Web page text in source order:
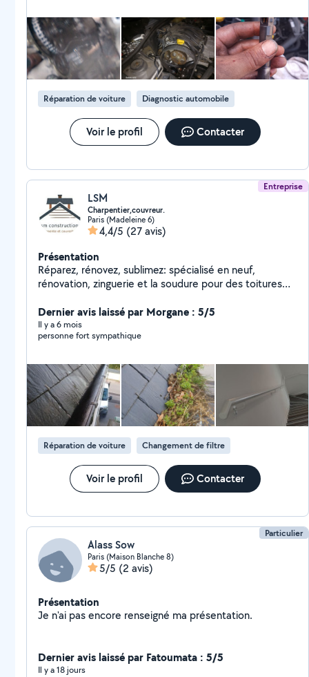
Devis gratuit Intervention rapide
Réparation de voiture Diagnostic automobile
Voir le profil Contacter
Entreprise
LSM
Charpentier,couvreur.
Paris (Madeleine 6)
4,4/5 (27 avis)
Présentation
Réparez, rénovez, sublimez: spécialisé en neuf,
rénovation, zinguerie et la soudure pour des toitures
charpente, neuf, rénovation menuiseries. nous
acceptant de réaliser tout projet souhaitée. Nous
proposons des services de qualité, utilisant des
projet. Notre équipe expérimentée s'engage à
répondre à vos besoins spécifiques, assurant
satisfaction et respect des délais. Que ce soit pour
une installation neuve ou une réparation. Contactez-
nous pour un devis de toiture à la baule et ses
alentours.
Dernier avis laissé par Morgane : 5/5
Il y a 6 mois
personne fort sympathique
Réparation de voiture Changement de filtre
Voir le profil Contacter
Particulier
Alass Sow
Paris (Maison Blanche 8)
5/5 (2 avis)
Présentation
Je n'ai pas encore renseigné ma présentation.
Dernier avis laissé par Fatoumata : 5/5
Il y a 18 jours